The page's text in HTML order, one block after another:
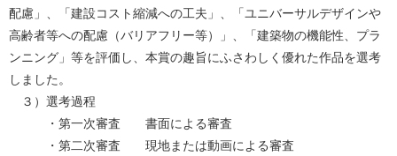
配慮」、「建設コスト縮減への工夫」、「ユニバーサルデザインや
高齢者等への配慮（バリアフリー等）」、「建築物の機能性、プラ
ンニング」等を評価し、本賞の趣旨にふさわしく優れた作品を選考
しました。
３）選考過程
・第一次審査 書面による審査
・第二次審査 現地または動画による審査